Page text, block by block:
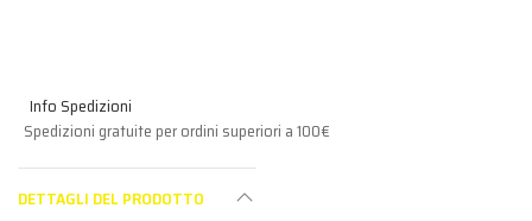
Info Spedizioni
Spedizioni gratuite per ordini superiori a 100€
DETTAGLI DEL PRODOTTO